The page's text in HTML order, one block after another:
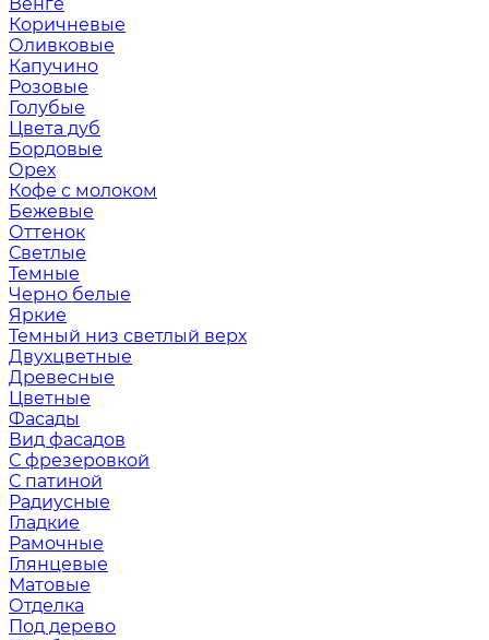
Коричневые
Оливковые
Капучино
Розовые
Голубые
Цвета дуб
Бордовые
Орех
Кофе с молоком
Бежевые
Оттенок
Светлые
Темные
Черно белые
Яркие
Темный низ светлый верх
Двухцветные
Древесные
Цветные
Фасады
Вид фасадов
С фрезеровкой
С патиной
Радиусные
Гладкие
Рамочные
Глянцевые
Матовые
Отделка
Под дерево